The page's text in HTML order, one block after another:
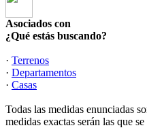
Asociados con
¿Qué estás buscando?
· Terrenos
· Departamentos
· Casas
Todas las medidas enunciadas
medidas exactas serán las que